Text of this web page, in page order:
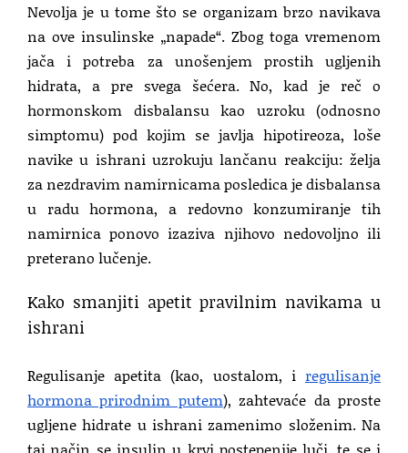
Nevolja je u tome što se organizam brzo navikava
na ove insulinske „napade“. Zbog toga vremenom
jača i potreba za unošenjem prostih ugljenih
hidrata, a pre svega šećera. No, kad je reč o
hormonskom disbalansu kao uzroku (odnosno
simptomu) pod kojim se javlja hipotireoza, loše
navike u ishrani uzrokuju lančanu reakciju: želja
za nezdravim namirnicama posledica je disbalansa
u radu hormona, a redovno konzumiranje tih
namirnica ponovo izaziva njihovo nedovoljno ili
preterano lučenje.
Kako smanjiti apetit pravilnim navikama u
ishrani
Regulisanje apetita (kao, uostalom, i regulisanje
hormona prirodnim putem), zahtevaće da proste
ugljene hidrate u ishrani zamenimo složenim. Na
taj način se insulin u krvi postepenije luči, te se i